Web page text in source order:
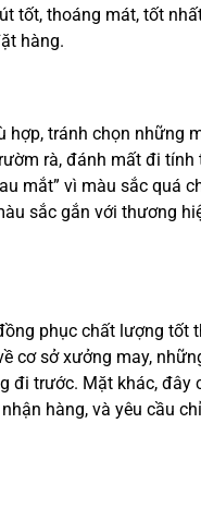
tốt, thoáng mát, tốt
hàng.
tránh chọn những
rà, đánh mất đi
mắt” vì màu sắc quá
sắc gắn với thương
phục chất lượng tốt
cơ sở xưởng may,
trước. Mặt khác, đây
hàng, và yêu cầu